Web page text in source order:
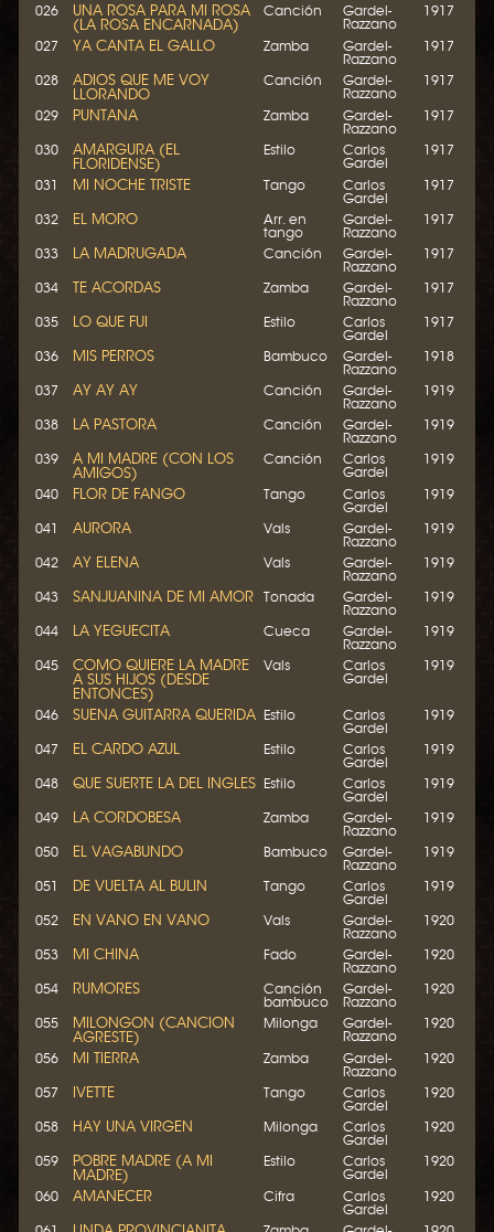
026 UNA ROSA PARA MI ROSA
(LA ROSA ENCARNADA)
Canción
Gardel-
Razzano
1917
027 YA CANTA EL GALLO Zamba
Gardel-
Razzano
1917
028 ADIOS QUE ME VOY
LLORANDO
Canción
Gardel-
Razzano
1917
029 PUNTANA Zamba
Gardel-
Razzano
1917
030 AMARGURA (EL
FLORIDENSE)
Estilo
Carlos
Gardel
1917
031 MI NOCHE TRISTE Tango
Carlos
Gardel
1917
032 EL MORO
Arr. en
tango
Gardel-
Razzano
1917
033 LA MADRUGADA Canción
Gardel-
Razzano
1917
034 TE ACORDAS Zamba
Gardel-
Razzano
1917
035 LO QUE FUI Estilo
Carlos
Gardel
1917
036 MIS PERROS Bambuco
Gardel-
Razzano
1918
037 AY AY AY Canción
Gardel-
Razzano
1919
038 LA PASTORA Canción
Gardel-
Razzano
1919
039 A MI MADRE (CON LOS
AMIGOS)
Canción
Carlos
Gardel
1919
040 FLOR DE FANGO Tango
Carlos
Gardel
1919
041 AURORA Vals
Gardel-
Razzano
1919
042 AY ELENA Vals
Gardel-
Razzano
1919
043 SANJUANINA DE MI AMOR Tonada
Gardel-
Razzano
1919
044 LA YEGUECITA Cueca
Gardel-
Razzano
1919
045 COMO QUIERE LA MADRE
A SUS HIJOS (DESDE
ENTONCES)
Vals
Carlos
Gardel
1919
046 SUENA GUITARRA QUERIDA Estilo
Carlos
Gardel
1919
047 EL CARDO AZUL Estilo
Carlos
Gardel
1919
048 QUE SUERTE LA DEL INGLES Estilo
Carlos
Gardel
1919
049 LA CORDOBESA Zamba
Gardel-
Razzano
1919
050 EL VAGABUNDO Bambuco
Gardel-
Razzano
1919
051 DE VUELTA AL BULIN Tango
Carlos
Gardel
1919
052 EN VANO EN VANO Vals
Gardel-
Razzano
1920
053 MI CHINA Fado
Gardel-
Razzano
1920
054 RUMORES
Canción
bambuco
Gardel-
Razzano
1920
055 MILONGON (CANCION
AGRESTE)
Milonga
Gardel-
Razzano
1920
056 MI TIERRA Zamba
Gardel-
Razzano
1920
057 IVETTE Tango
Carlos
Gardel
1920
058 HAY UNA VIRGEN Milonga
Carlos
Gardel
1920
059 POBRE MADRE (A MI
MADRE)
Estilo
Carlos
Gardel
1920
060 AMANECER Cifra
Carlos
Gardel
1920